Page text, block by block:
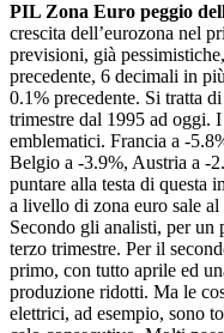
PIL Zona Euro peggio
crescita dell’eurozona nel
previsioni, già
precedente, 6 decimali in
0.1% precedente. Si tratta
trimestre dal 1995 ad oggi.
emblematici. Francia a -
Belgio a -3.9%, Austria a -
puntare alla testa di questa
a livello di zona euro sale
Secondo gli analisti, per un
terzo trimestre. Per il
primo, con tutto aprile ed
produzione ridotti. Ma le
elettrici, ad esempio, sono